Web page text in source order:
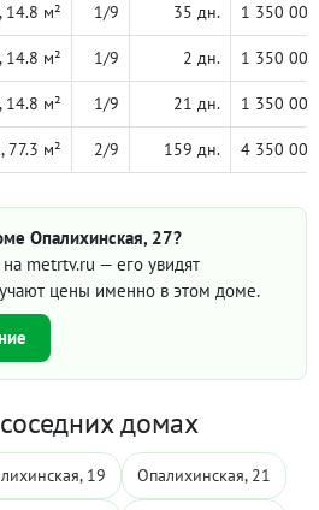
14.8 м² 1/9 35 дн. 1 350 000
14.8 м² 1/9 2 дн. 1 350 000
14.8 м² 1/9 21 дн. 1 350 000
77.3 м² 2/9 159 дн. 4 350 000
Опалихинская, 27?
metrtv.ru — его увидят
цены именно в этом доме.
домах
19 Опалихинская, 21